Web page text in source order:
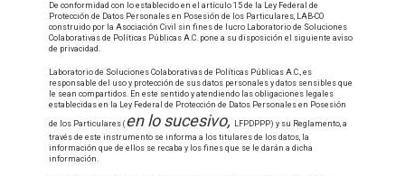
De conformidad con lo establecido en el artículo 15 de la Ley Federal de
Protección de Datos Personales en Posesión de los Particulares, LAB-CO
construido por la Asociación Civil sin fines de lucro Laboratorio de Soluciones
Colaborativas de Políticas Públicas A.C. pone a su disposición el siguiente aviso
de privacidad.
Laboratorio de Soluciones Colaborativas de Políticas Públicas A.C., es
responsable del uso y protección de sus datos personales y datos sensibles que
le sean compartidos. En este sentido y atendiendo las obligaciones legales
establecidas en la Ley Federal de Protección de Datos Personales en Posesión
de los Particulares (en lo sucesivo,
LFPDPPP) y su Reglamento, a
través de este instrumento se informa a los titulares de los datos, la
información que de ellos se recaba y los fines que se le darán a dicha
información.